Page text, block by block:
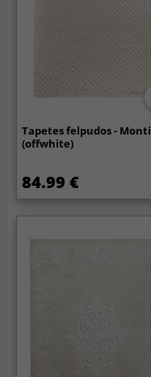
Tapetes felpudos - Monti
(offwhite)
84.99 €